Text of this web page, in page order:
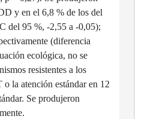
y en el 6,8 % de los del
del 95 %, -2,55 a -0,05);
(diferencia
ecológica, no se
resistentes a los
la atención estándar en 12
Se produjeron